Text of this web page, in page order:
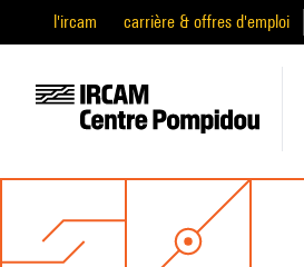
l'ircam carrière & offres d'emploi